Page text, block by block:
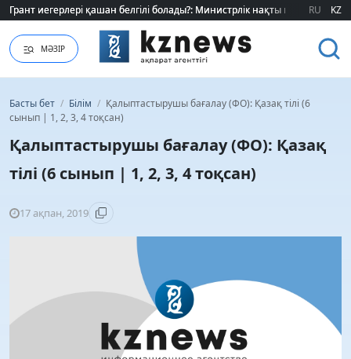
Грант иегерлері қашан белгілі болады?: Министрлік нақты мерзімді
Грант иегерлері қашан белгілі болады?: Министрлік нақты мерзімді
RU KZ
МӘЗІР
Басты бет / Білім / Қалыптастырушы бағалау (ФО): Қазақ тілі (6
сынып | 1, 2, 3, 4 тоқсан)
Қалыптастырушы бағалау (ФО): Қазақ
тілі (6 сынып | 1, 2, 3, 4 тоқсан)
17 ақпан, 2019